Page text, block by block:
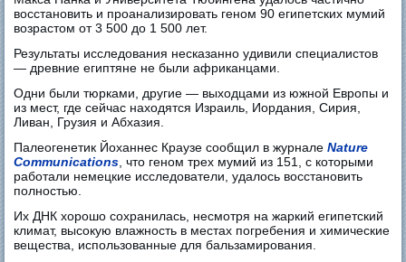
восстановить и проанализировать геном 90 египетских мумий
возрастом от 3 500 до 1 500 лет.
Результаты исследования несказанно удивили специалистов
— древние египтяне не были африканцами.
Одни были тюрками, другие — выходцами из южной Европы и
из мест, где сейчас находятся Израиль, Иордания, Сирия,
Ливан, Грузия и Абхазия.
Палеогенетик Йоханнес Краузе сообщил в журналеNature
Communications, что геном трех мумий из 151, с которыми
работали немецкие исследователи, удалось восстановить
полностью.
Их ДНК хорошо сохранилась, несмотря на жаркий египетский
климат, высокую влажность в местах погребения и химические
вещества, использованные для бальзамирования.